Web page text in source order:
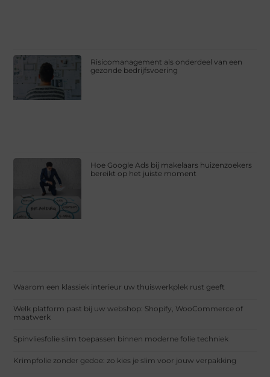
Risicomanagement als onderdeel van een
gezonde bedrijfsvoering
Hoe Google Ads bij makelaars huizenzoekers
bereikt op het juiste moment
Waarom een klassiek interieur uw thuiswerkplek rust geeft
Welk platform past bij uw webshop: Shopify, WooCommerce of
maatwerk
Spinvliesfolie slim toepassen binnen moderne folie techniek
Krimpfolie zonder gedoe: zo kies je slim voor jouw verpakking